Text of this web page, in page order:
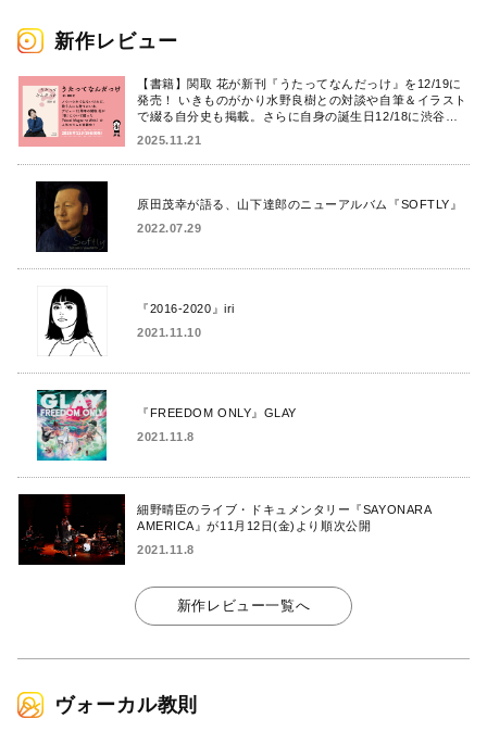
新作レビュー
【書籍】関取 花が新刊『うたってなんだっけ』を12/19に
発売！ いきものがかり水野良樹との対談や自筆＆イラスト
で綴る自分史も掲載。さらに自身の誕生日12/18に渋谷で
2025.11.21
原田茂幸が語る、山下達郎のニューアルバム『SOFTLY』
2022.07.29
『2016-2020』iri
2021.11.10
『FREEDOM ONLY』GLAY
2021.11.8
細野晴臣のライブ・ドキュメンタリー『SAYONARA
AMERICA』が11月12日(金)より順次公開
2021.11.8
新作レビュー一覧へ
ヴォーカル教則